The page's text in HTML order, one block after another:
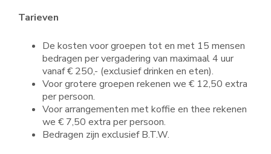
Tarieven
De kosten voor groepen tot en met 15 mensen
bedragen per vergadering van maximaal 4 uur
vanaf € 250,- (exclusief drinken en eten).
Voor grotere groepen rekenen we € 12,50 extra
per persoon.
Voor arrangementen met koffie en thee rekenen
we € 7,50 extra per persoon.
Bedragen zijn exclusief B.T.W.